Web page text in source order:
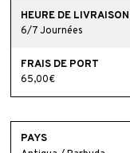
6/7 Journées
65,00€